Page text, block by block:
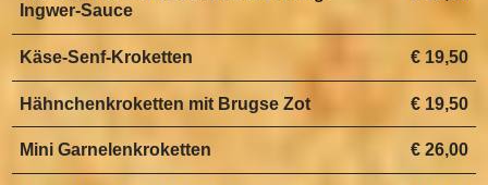
Ingwer-Sauce
€ 19,50
Käse-Senf-Kroketten
€ 19,50
Hähnchenkroketten mit Brugse Zot
€ 26,00
Mini Garnelenkroketten